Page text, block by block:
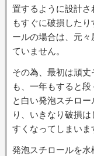
置するように設計
もすぐに破損した
ールの場合は、元
ていません。
その為、最初は頑
も、一年もすると
と白い発泡スチロ
り、いきなり破損
すくなってしまいま
発泡スチロールを